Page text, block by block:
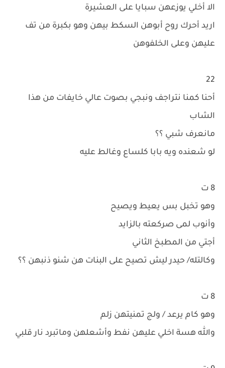
الا أخلي يوزعهن سبايا على العشيرة
اريد أحرك روح أبوهن السكط بيهن وهو بكبرة من تف
عليهن وعلى الخلفوهن
22
أحنا كمنا نتراجف ونبجي بصوت عالي خايفات من هذا
الشاب
مانعرف شبي ؟؟
لو شعنده ويه بابا كلساع وغالط عليه
8 ت
وهو تخبل بس يعيط ويصيح
وأنوب لمى صركعته بالزايد
أجتي من المطبخ الثاني
وكالتله/ حيدر ليش تصيح على البنات هن شنو ذنبهن ؟؟
8 ت
وهو كام يرعد / ولج تمنيتهن زلم
والله هسة اخلي عليهن نفط وأشعلهن وماتبرد نار قلبي